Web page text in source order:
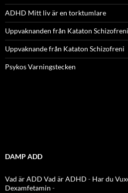
ADHD Mitt liv är en torktumlare
Uppvaknanden från Kataton
Uppvaknande från Kataton Schizofreni
Psykos Varningstecken
DAMP ADD
Vad är ADD Vad är ADHD - Har du
Dexamfetamin -